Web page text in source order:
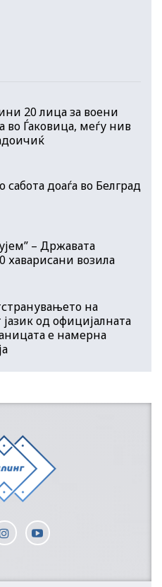
20 лица за воени
во Ѓаковица, меѓу нив
сабота доаѓа во Белград
– Државата
хаварисани возила
на
од официјалната
е намерна